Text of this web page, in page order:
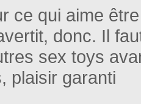
ce qui aime
donc. Il
sex toys
plaisir garanti